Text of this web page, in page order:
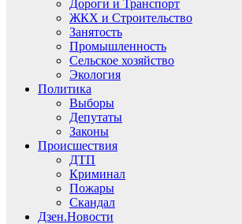
Дороги и Транспорт
ЖКХ и Строительство
Занятость
Промышленность
Сельское хозяйство
Экология
Политика
Выборы
Депутаты
Законы
Происшествия
ДТП
Криминал
Пожары
Скандал
Дзен.Новости